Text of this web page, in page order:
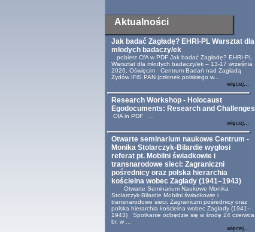
Aktualności
Jak badać Zagładę? EHRI-PL Warsztat dla
młodych badaczy/ek
pobierz CfA w PDF Jak badać Zagładę? EHRI-PL
Warsztat dla młodych badaczy/ek – 13-17 września
2026, Oświęcim Centrum Badań nad Zagładą
Żydów IFiS PAN (członek polskiego w...
więcej...
Research Workshop - Holocaust
Egodocuments: Research and Challenges
CfA in PDF ...
więcej...
Otwarte seminarium naukowe Centrum -
Monika Stolarczyk-Bilardie wygłosi
referat pt. Mobilni świadkowie i
transnarodowe sieci: Zagraniczni
pośrednicy oraz polska hierarchia
kościelna wobec Zagłady (1941–1943)
Otwarte Seminarium Naukowe Monika
Stolarczyk-Bilardie Mobilni świadkowie i
transnarodowe sieci: Zagraniczni pośrednicy oraz
polska hierarchia kościelna wobec Zagłady (1941–
1943) Spotkanie odbędzie się w środę 24 czerwca
br. w ...
więcej...